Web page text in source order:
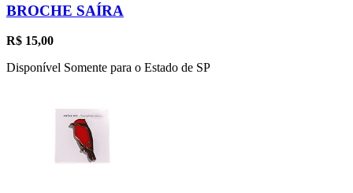
BROCHE SAÍRA
R$ 15,00
Disponível Somente para o Estado de SP